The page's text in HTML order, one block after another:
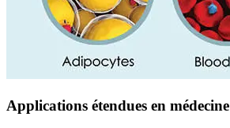
Applications étendues en médecine